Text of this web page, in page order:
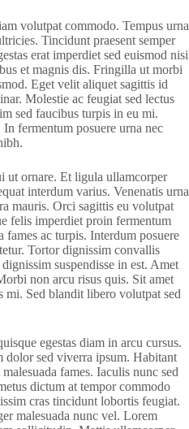
volutpat commodo. Tempus urna
Tincidunt praesent semper
erat imperdiet sed euismod nisi
et magnis dis. Fringilla ut morbi
Eget velit aliquet sagittis id
Molestie ac feugiat sed lectus
sed faucibus turpis in eu mi.
fermentum posuere urna nec
ut ornare. Et ligula ullamcorper
interdum varius. Venenatis urna
mauris. Orci sagittis eu volutpat
felis imperdiet proin fermentum
fames ac turpis. Interdum posuere
Tortor dignissim convallis
suspendisse in est. Amet
non arcu risus quis. Sit amet
mi. Sed blandit libero volutpat sed
egestas diam in arcu cursus.
dolor sed viverra ipsum. Habitant
fames. Iaculis nunc sed
dictum at tempor commodo
cras tincidunt lobortis feugiat.
malesuada nunc vel. Lorem